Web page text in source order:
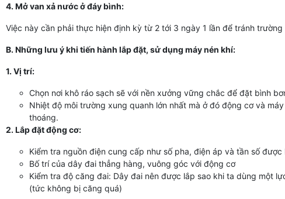
4. Mở van xả nước ở đáy bình:
Việc này cần phải thực hiện định kỳ từ 2 tới 3 ngày 1 lần để tránh
B. Những lưu ý khi tiến hành lắp đặt, sử dụng máy nén khí:
1. Vị trí:
Chọn nơi khô ráo sạch sẽ với nền xưởng vững chắc để đặt bình
Nhiệt độ môi trường xung quanh lớn nhất mà ở đó động cơ và
thoáng.
2. Lắp đặt động cơ:
Kiểm tra nguồn điện cung cấp như số pha, điện áp và tần số
Bố trí của dây đai thẳng hàng, vuông góc với động cơ
Kiểm tra độ căng đai: Dây đai nên được lắp sao khi ta dùng một
(tức không bị căng quá)